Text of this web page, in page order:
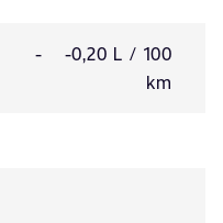
-
-0,20 L / 100
km